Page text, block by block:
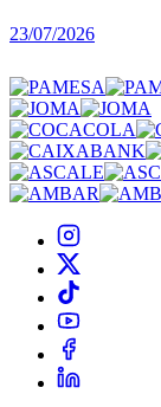
23/07/2026